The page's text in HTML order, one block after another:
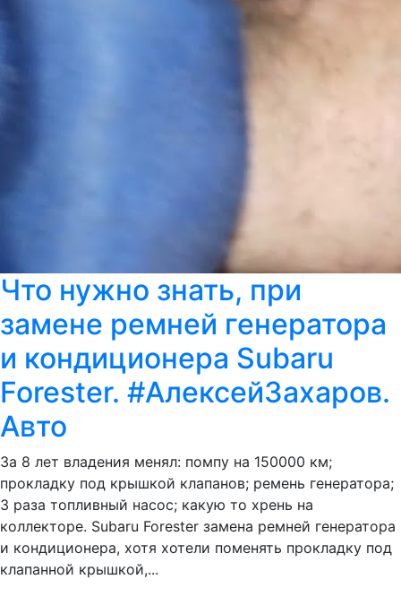
Что нужно знать, при
замене ремней генератора
и кондиционера Subaru
Forester. #АлексейЗахаров.
Авто
За 8 лет владения менял: помпу на 150000 км;
прокладку под крышкой клапанов; ремень генератора;
3 раза топливный насос; какую то хрень на
коллекторе. Subaru Forester замена ремней генератора
и кондиционера, хотя хотели поменять прокладку под
клапанной крышкой,...